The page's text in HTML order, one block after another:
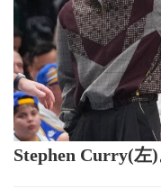
Stephen Curry(左